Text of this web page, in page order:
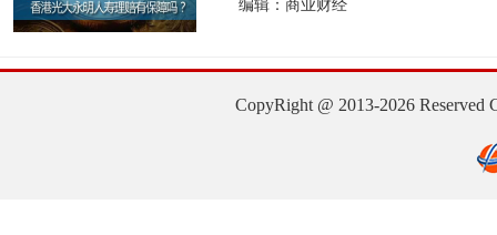
编辑：商业财经
CopyRight @ 2013-2026